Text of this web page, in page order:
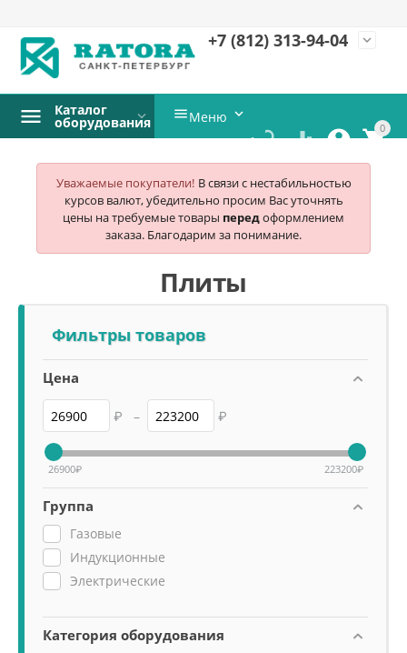
+7 (812) 313-94-04 expand_more
0


 
Каталог
оборудования Меню 
Уважаемые покупатели! В связи с нестабильностью
курсов валют, убедительно просим Вас уточнять
цены на требуемые товары передоформлением
заказа. Благодарим за понимание.
Плиты
Фильтры товаров
Цена
₽ – ₽
26900₽ 223200₽
Группа
Газовые
Индукционные
Электрические
Категория оборудования